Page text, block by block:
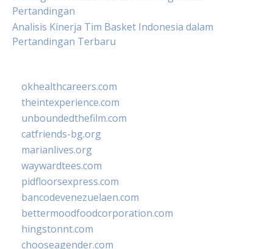
Pertandingan
Analisis Kinerja Tim Basket Indonesia dalam
Pertandingan Terbaru
okhealthcareers.com
theintexperience.com
unboundedthefilm.com
catfriends-bg.org
marianlives.org
waywardtees.com
pidfloorsexpress.com
bancodevenezuelaen.com
bettermoodfoodcorporation.com
hingstonnt.com
chooseagender.com